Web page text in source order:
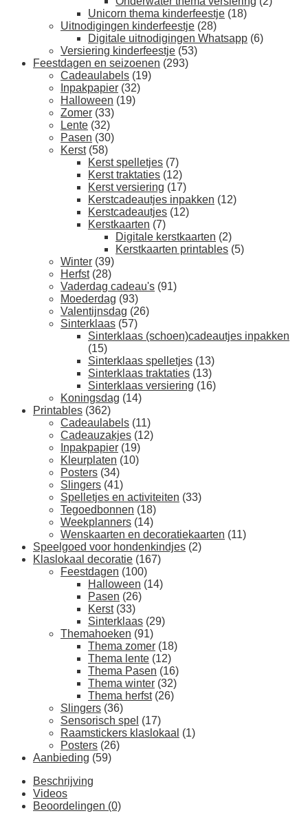
Unicorn thema kinderfeestje (18)
Uitnodigingen kinderfeestje (28)
Digitale uitnodigingen Whatsapp (6)
Versiering kinderfeestje (53)
Feestdagen en seizoenen (293)
Cadeaulabels (19)
Inpakpapier (32)
Halloween (19)
Zomer (33)
Lente (32)
Pasen (30)
Kerst (58)
Kerst spelletjes (7)
Kerst traktaties (12)
Kerst versiering (17)
Kerstcadeautjes inpakken (12)
Kerstcadeautjes (12)
Kerstkaarten (7)
Digitale kerstkaarten (2)
Kerstkaarten printables (5)
Winter (39)
Herfst (28)
Vaderdag cadeau's (91)
Moederdag (93)
Valentijnsdag (26)
Sinterklaas (57)
Sinterklaas (schoen)cadeautjes inpakken
(15)
Sinterklaas spelletjes (13)
Sinterklaas traktaties (13)
Sinterklaas versiering (16)
Koningsdag (14)
Printables (362)
Cadeaulabels (11)
Cadeauzakjes (12)
Inpakpapier (19)
Kleurplaten (10)
Posters (34)
Slingers (41)
Spelletjes en activiteiten (33)
Tegoedbonnen (18)
Weekplanners (14)
Wenskaarten en decoratiekaarten (11)
Speelgoed voor hondenkindjes (2)
Klaslokaal decoratie (167)
Feestdagen (100)
Halloween (14)
Pasen (26)
Kerst (33)
Sinterklaas (29)
Themahoeken (91)
Thema zomer (18)
Thema lente (12)
Thema Pasen (16)
Thema winter (32)
Thema herfst (26)
Slingers (36)
Sensorisch spel (17)
Raamstickers klaslokaal (1)
Posters (26)
Aanbieding (59)
Beschrijving
Videos
Beoordelingen (0)